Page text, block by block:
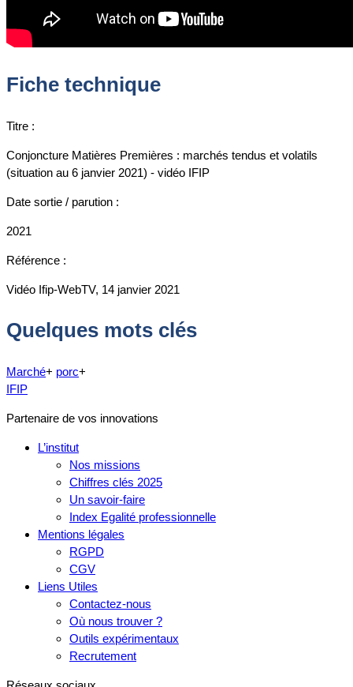
Fiche technique
Titre :
Conjoncture Matières Premières : marchés tendus et volatils
(situation au 6 janvier 2021) - vidéo IFIP
Date sortie / parution :
2021
Référence :
Vidéo Ifip-WebTV, 14 janvier 2021
Quelques mots clés
Marché+ porc+
IFIP
Partenaire de vos innovations
L’institut
Nos missions
Chiffres clés 2025
Un savoir-faire
Index Egalité professionnelle
Mentions légales
RGPD
CGV
Liens Utiles
Contactez-nous
Où nous trouver ?
Outils expérimentaux
Recrutement